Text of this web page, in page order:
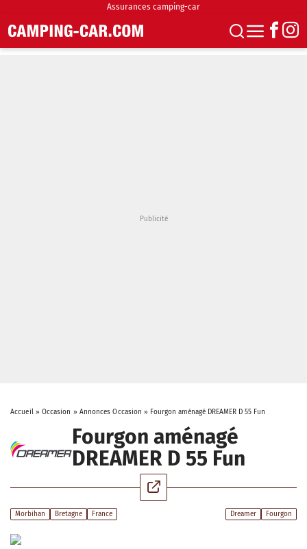
Assurances camping-car
Accueil» Occasion » Annonces Occasion » Fourgon aménagé DREAMER D 55 Fun
Fourgon aménagé
DREAMER D 55 Fun
Morbihan Bretagne France Dreamer Fourgon